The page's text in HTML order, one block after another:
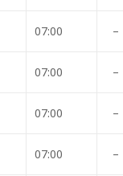
07:00 –
07:00 –
07:00 –
07:00 –